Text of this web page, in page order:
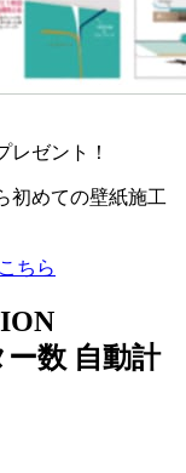
レゼント！
初めての壁紙施工
ちら
数 自動計